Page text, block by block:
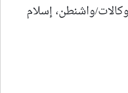
واشنطن، إسلام